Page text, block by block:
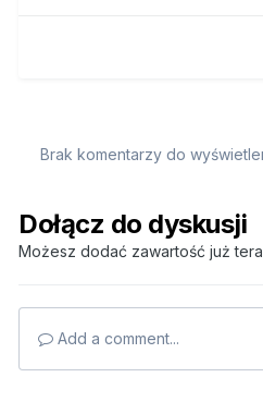
Brak komentarzy do
Dołącz do dyskusji
Możesz dodać zawartość już
Add a comment...